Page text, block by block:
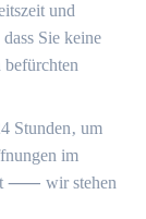
und
Sie keine
befürchten
Stunden‚ um
im
⸺ wir stehen